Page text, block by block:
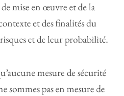
mise en œuvre et de la
et des finalités du
et de leur probabilité.
mesure de sécurité
sommes pas en mesure de